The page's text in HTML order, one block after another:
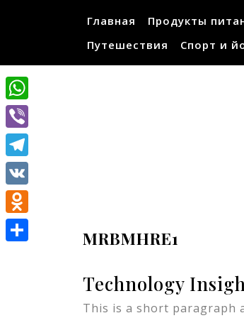
Главная Продукты
Путешествия
Спорт и
MRBMHRE1
Technology
This is a short paragraph
WhatsApp
Viber
Telegram
VK
Odnoklassniki